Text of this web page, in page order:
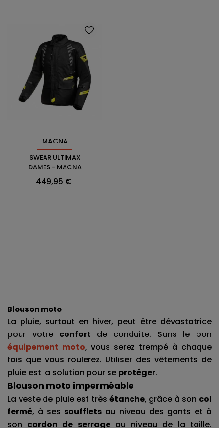
MACNA
SWEAR ULTIMAX
DAMES - MACNA
Prix
449,95 €
Blouson moto
La pluie, surtout en hiver, peut être dévastatrice
pour votre confort
équipement moto, vous serez trempé à chaque
fois que vous roulerez. Utiliser des vêtements de
pluie est la solution pour se protéger.
Blouson moto imperméable
La veste de pluie est très étanche, grâce à son col
fermé, à ses soufflets au niveau des gants et à
son cordon de serrage au niveau de la taille.